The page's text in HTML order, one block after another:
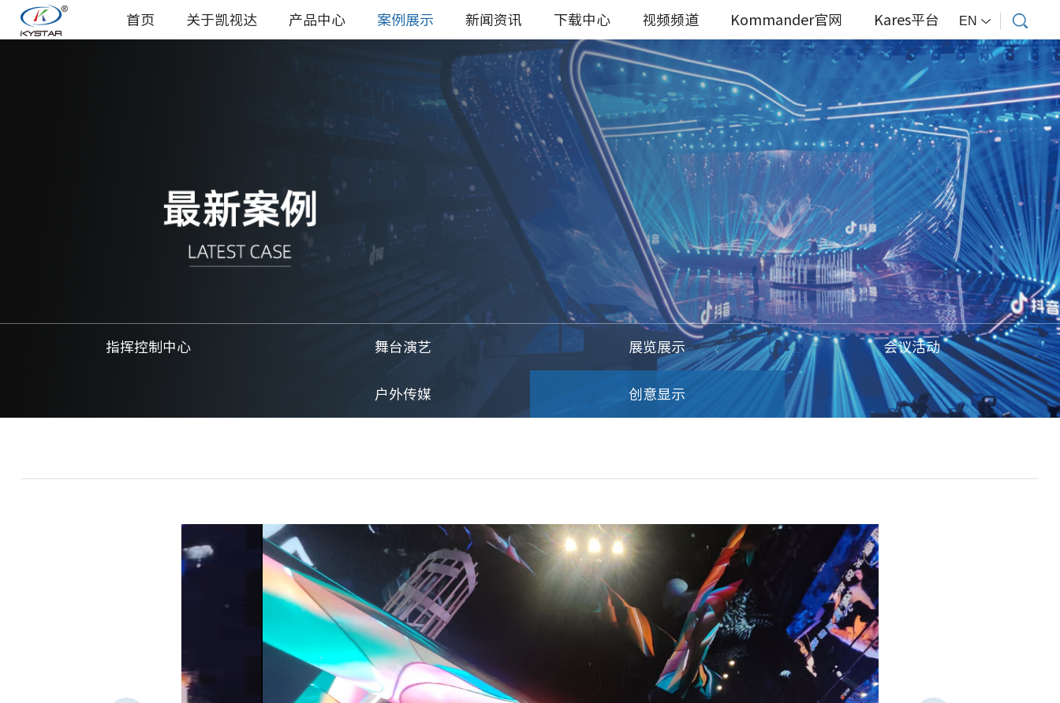
EN
首页 关于凯视达 产品中心 案例展示 新闻资讯 下载中心 视频频道 Kommander官网 Kares平台
指挥控制中心 舞台演艺 展览展示 会议活动
户外传媒 创意显示